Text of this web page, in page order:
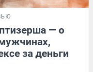
— о
за деньги